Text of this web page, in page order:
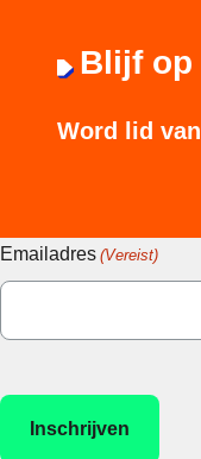
Blijf op
Word lid
Emailadres (Vereist)